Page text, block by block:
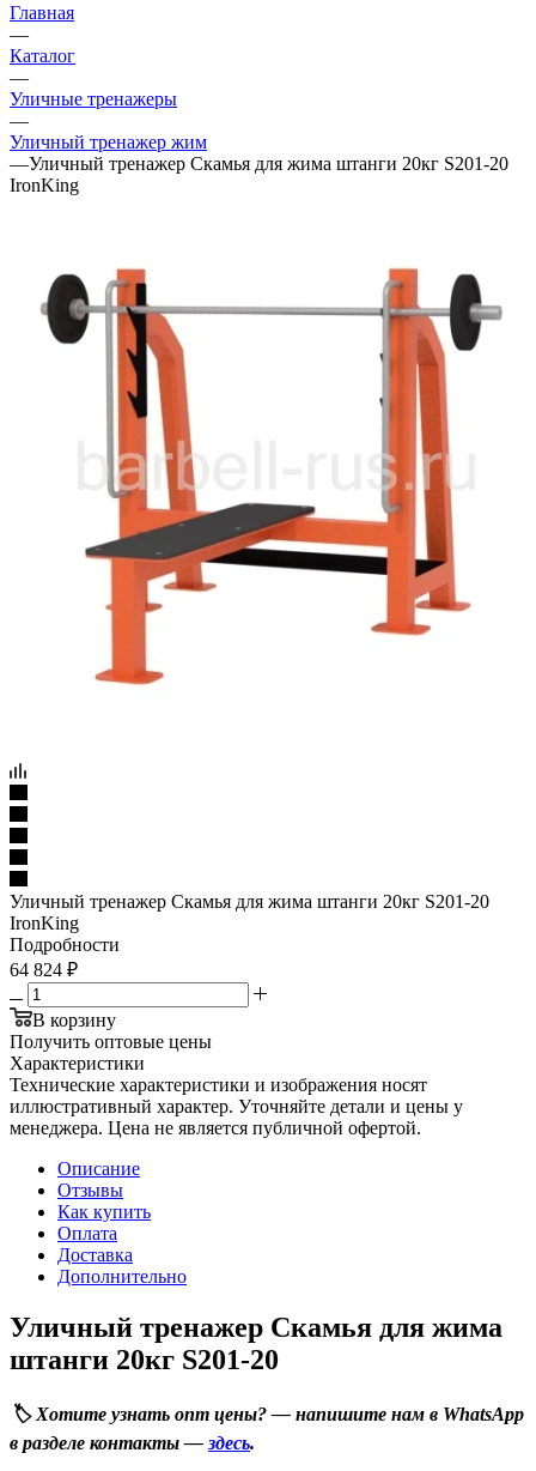
Главная
—
Каталог
—
Уличные тренажеры
—
Уличный тренажер жим
—Уличный тренажер Скамья для жима штанги 20кг S201-20
IronKing
Уличный тренажер Скамья для жима штанги 20кг S201-20
IronKing
Подробности
64 824 ₽
В корзину
Получить оптовые цены
Характеристики
Технические характеристики и изображения носят
иллюстративный характер. Уточняйте детали и цены у
менеджера. Цена не является публичной офертой.
Описание
Отзывы
Как купить
Оплата
Доставка
Дополнительно
Уличный тренажер Скамья для жима
штанги 20кг S201-20
🏷️ Хотите узнать опт цены? — напишите нам в WhatsApp
в разделе контакты — здесь.